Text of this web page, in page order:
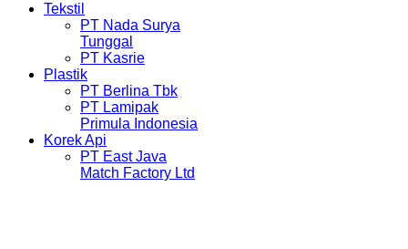
Tekstil
PT Nada Surya
Tunggal
PT Kasrie
Plastik
PT Berlina Tbk
PT Lamipak
Primula Indonesia
Korek Api
PT East Java
Match Factory Ltd